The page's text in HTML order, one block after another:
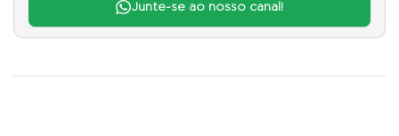
Junte-se ao nosso canal!